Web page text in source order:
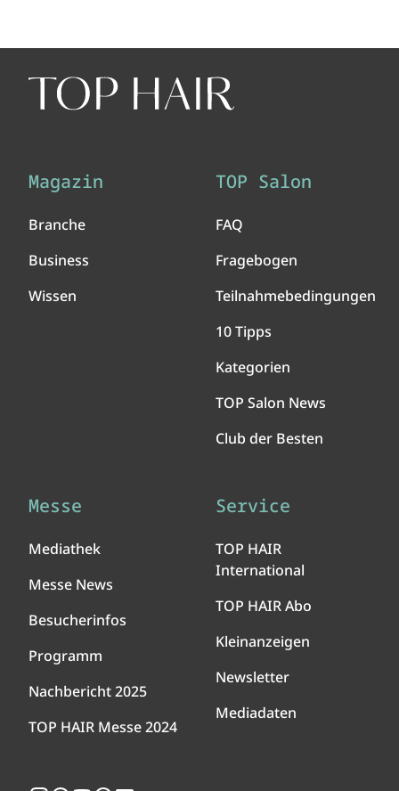
Magazin
Branche
Business
Wissen
TOP Salon
FAQ
Fragebogen
Teilnahmebedingungen
10 Tipps
Kategorien
TOP Salon News
Club der Besten
Messe
Mediathek
Messe News
Besucherinfos
Programm
Nachbericht 2025
TOP HAIR Messe 2024
Service
TOP HAIR
International
TOP HAIR Abo
Kleinanzeigen
Newsletter
Mediadaten